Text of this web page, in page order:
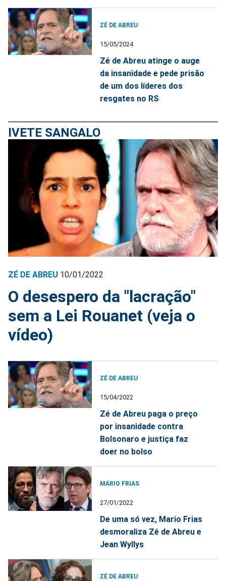
ZÉ DE ABREU
15/05/2024
Zé de Abreu atinge o auge
da insanidade e pede prisão
de um dos líderes dos
resgates no RS
IVETE SANGALO
ZÉ DE ABREU 10/01/2022
O desespero da "lacração"
sem a Lei Rouanet (veja o
vídeo)
ZÉ DE ABREU
15/04/2022
Zé de Abreu paga o preço
por insanidade contra
Bolsonaro e justiça faz
doer no bolso
MÁRIO FRIAS
27/01/2022
De uma só vez, Mario Frias
desmoraliza Zé de Abreu e
Jean Wyllys
ZÉ DE ABREU